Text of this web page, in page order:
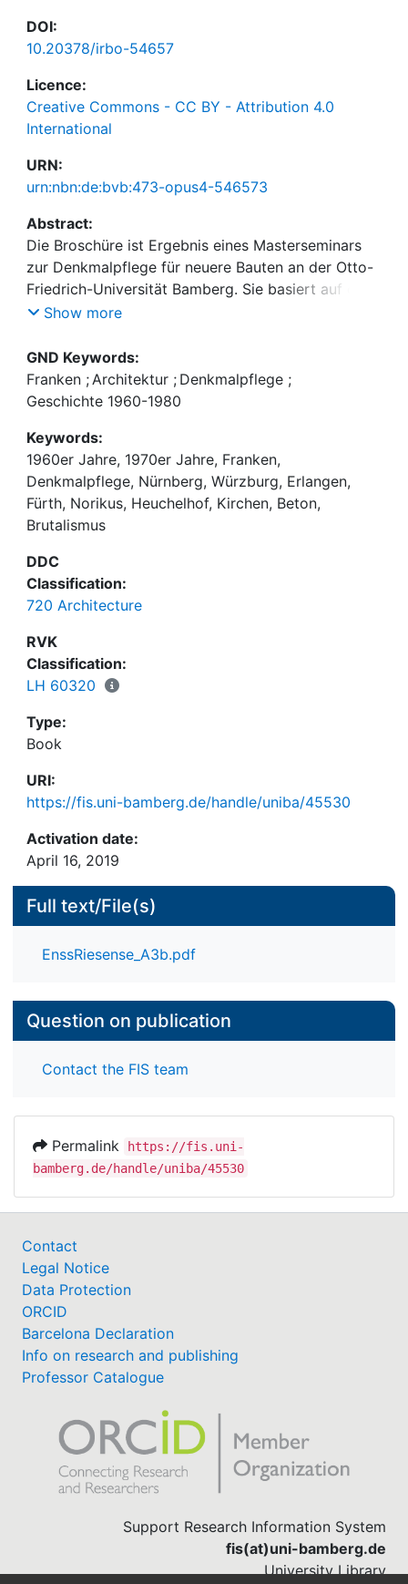
DOI:
10.20378/irbo-54657
Licence:
Creative Commons - CC BY - Attribution 4.0
International
URN:
urn:nbn:de:bvb:473-opus4-546573
Abstract:
Die Broschüre ist Ergebnis eines Masterseminars
zur Denkmalpflege für neuere Bauten an der Otto-
Friedrich-Universität Bamberg. Sie basiert auf den
ertragreichen Recherchen der Studierenden zu 11
enthält Baubeschreibungen, historische und
aktuelle Fotos sowie Grundrisse der Gebäude.
Show more
GND Keywords:
Franken ; Architektur ; Denkmalpflege ;
Geschichte 1960-1980
Keywords:
1960er Jahre, 1970er Jahre, Franken,
Denkmalpflege, Nürnberg, Würzburg, Erlangen,
Fürth, Norikus, Heuchelhof, Kirchen, Beton,
Brutalismus
DDC
Classification:
720 Architecture
RVK
Classification:
LH 60320
Type:
Book
URI:
https://fis.uni-bamberg.de/handle/uniba/45530
Activation date:
April 16, 2019
Full text/File(s)
EnssRiesense_A3b.pdf
Question on publication
Contact the FIS team
Permalink
https://fis.uni-
bamberg.de/handle/uniba/45530
Contact
Legal Notice
Data Protection
ORCID
Barcelona Declaration
Info on research and publishing
Professor Catalogue
Support Research Information System
fis(at)uni-bamberg.de
University Library